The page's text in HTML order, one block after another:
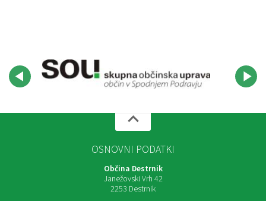
OSNOVNI PODATKI
Občina Destrnik
Janežovski Vrh 42
2253 Destrnik